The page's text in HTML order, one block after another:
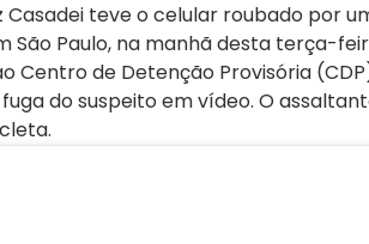
teve o celular roubado por
São Paulo, na manhã desta terça-
Centro de Detenção Provisória
do suspeito em vídeo. O